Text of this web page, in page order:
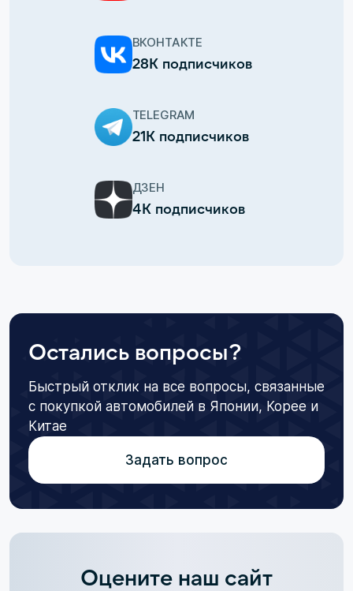
ВКОНТАКТЕ
28К подписчиков
TELEGRAM
21К подписчиков
ДЗЕН
4К подписчиков
Остались вопросы?
Быстрый отклик на все вопросы, связанные
с покупкой автомобилей в Японии, Корее и
Китае
Задать вопрос
Оцените наш сайт